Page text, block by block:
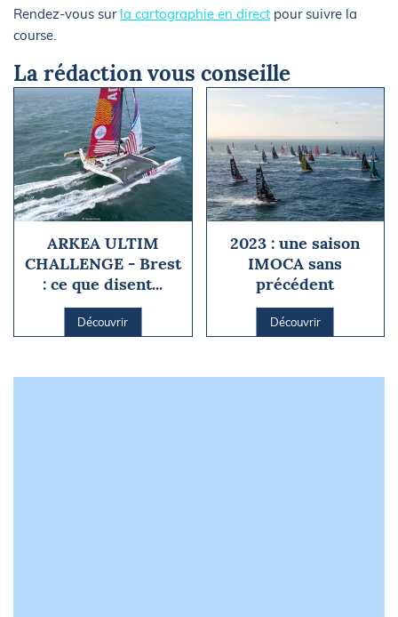
Rendez-vous sur la cartographie en direct pour suivre la
course.
La rédaction vous conseille
ARKEA ULTIM
CHALLENGE - Brest
: ce que disent...
Découvrir
2023 : une saison
IMOCA sans
précédent
Découvrir